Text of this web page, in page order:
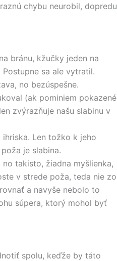
chybu neurobil, dopredu
bránu, kžučky jeden na
sa ale vytratil.
no bezúspešne.
(ak pominiem pokazené
zvýrazňuje našu slabinu v
Len tožko k jeho
je slabina.
takisto, žiadna myšlienka,
v strede poža, teda nie zo
a navyše nebolo to
súpera, ktorý mohol byť
spolu, keďže by táto